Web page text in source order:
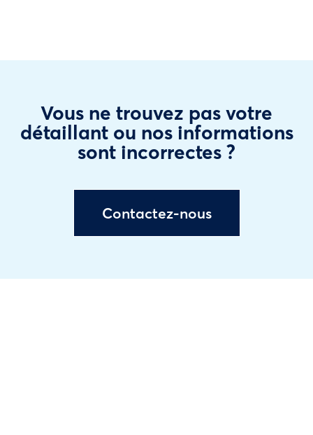
Vous ne trouvez pas votre
détaillant ou nos informations
sont incorrectes ?
Contactez-nous